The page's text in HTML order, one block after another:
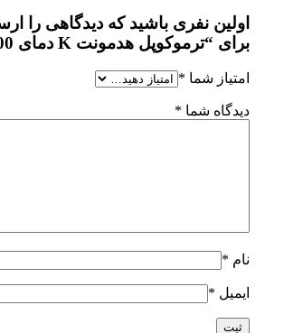
اولین نفری باشید که دیدگاهی را
برای “ترموکوپل هدمونت K دمای 1200 درجه”
امتیاز شما *
دیدگاه شما *
نام *
ایمیل *